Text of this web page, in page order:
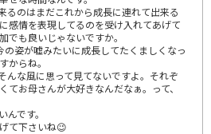
るのはまだこれから成長に連れて出来る
感情を表現してるのを受け入れてあげて
でも良いじゃないですか。
姿が嘘みたいに成長してたくましくなっ
からね。
んな風に思って見てないですよ。それぞ
てお母さんが大好きなんだなぁ。って、
です。
て下さいね😉